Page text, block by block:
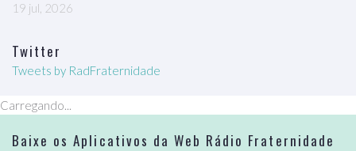
19 jul, 2026
Twitter
Tweets by RadFraternidade
Carregando...
Baixe os Aplicativos da Web Rádio Fraternidade